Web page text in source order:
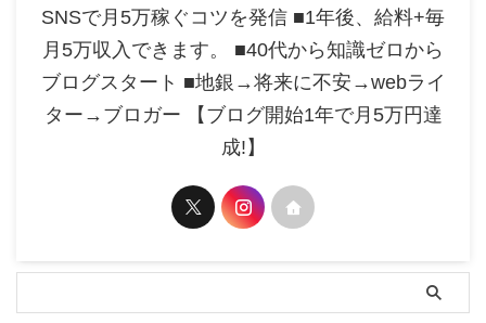
SNSで月5万稼ぐコツを発信 ■1年後、給料+毎
月5万収入できます。 ■40代から知識ゼロから
ブログスタート ■地銀→将来に不安→webライ
ター→ブロガー 【ブログ開始1年で月5万円達
成!】